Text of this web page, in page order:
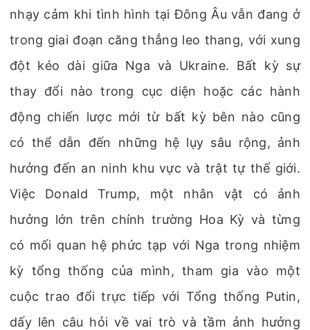
nhạy cảm khi tình hình tại Đông Âu vẫn đang ở
trong giai đoạn căng thẳng leo thang, với xung
đột kéo dài giữa Nga và Ukraine. Bất kỳ sự
thay đổi nào trong cục diện hoặc các hành
động chiến lược mới từ bất kỳ bên nào cũng
có thể dẫn đến những hệ lụy sâu rộng, ảnh
hưởng đến an ninh khu vực và trật tự thế giới.
Việc Donald Trump, một nhân vật có ảnh
hưởng lớn trên chính trường Hoa Kỳ và từng
có mối quan hệ phức tạp với Nga trong nhiệm
kỳ tổng thống của mình, tham gia vào một
cuộc trao đổi trực tiếp với Tổng thống Putin,
dấy lên câu hỏi về vai trò và tầm ảnh hưởng